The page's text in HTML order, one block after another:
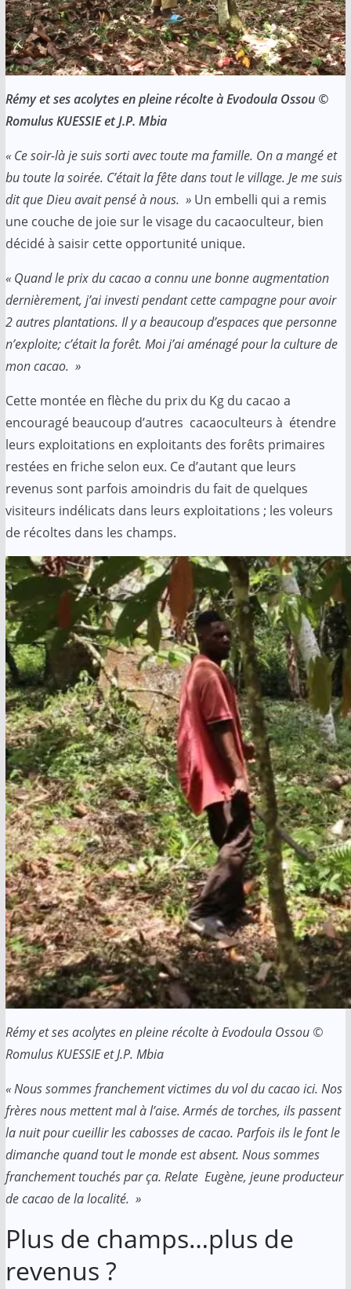
Rémy et ses acolytes en pleine récolte à Evodoula Ossou ©
Romulus KUESSIE et J.P. Mbia
« Ce soir-là je suis sorti avec toute ma famille. On a mangé et
bu toute la soirée. C’était la fête dans tout le village. Je me suis
dit que Dieu avait pensé à nous. »Un embelli qui a remis
une couche de joie sur le visage du cacaoculteur, bien
décidé à saisir cette opportunité unique.
« Quand le prix du cacao a connu une bonne augmentation
dernièrement, j’ai investi pendant cette campagne pour avoir
2 autres plantations. Il y a beaucoup d’espaces que personne
n’exploite; c’était la forêt. Moi j’ai aménagé pour la culture de
mon cacao. »
Cette montée en flèche du prix du Kg du cacao a
encouragé beaucoup d’autres cacaoculteurs à étendre
leurs exploitations en exploitants des forêts primaires
restées en friche selon eux. Ce d’autant que leurs
revenus sont parfois amoindris du fait de quelques
visiteurs indélicats dans leurs exploitations ; les voleurs
de récoltes dans les champs.
Rémy et ses acolytes en pleine récolte à Evodoula Ossou ©
Romulus KUESSIE et J.P. Mbia
« Nous sommes franchement victimes du vol du cacao ici. Nos
frères nous mettent mal à l’aise. Armés de torches, ils passent
la nuit pour cueillir les cabosses de cacao. Parfois ils le font le
dimanche quand tout le monde est absent. Nous sommes
franchement touchés par ça. Relate Eugène, jeune producteur
de cacao de la localité. »
Plus de champs…plus de
revenus ?